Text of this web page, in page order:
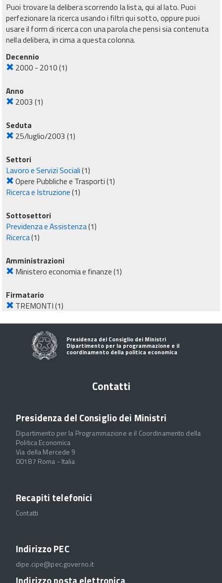
Puoi trovare la delibera scorrendo la lista, qui al lato. Puoi
perfezionare la ricerca usando i filtri qui sotto, oppure puoi
usare il form di ricerca con una parola che pensi sia contenuta
nella delibera, in cima a questa colonna.
Decennio
2000 - 2010(1)
Anno
2003 (1)
Seduta
25/luglio/2003 (1)
Settori
Lavoro e Servizi Sociali(1)
Opere Pubbliche e Trasporti(1)
Ricerca e Istruzione(1)
Sottosettori
Previdenza e Assistenza(1)
Ricerca(1)
Amministrazioni
Ministero economia e finanze(1)
Firmatario
TREMONTI(1)
Presidenza del Consiglio dei Ministri
Dipartimento per la programmazione e il
coordinamento della politica economica
Contatti
Presidenza del Consiglio dei Ministri
Dipartimento per la Programmazione e il Coordinamento della
Politica Economica
Via della Mercede 9
00187 Roma - Italia
Recapiti telefonici
Contatti
Indirizzo PEC
dipe.cipe@pec.governo.it